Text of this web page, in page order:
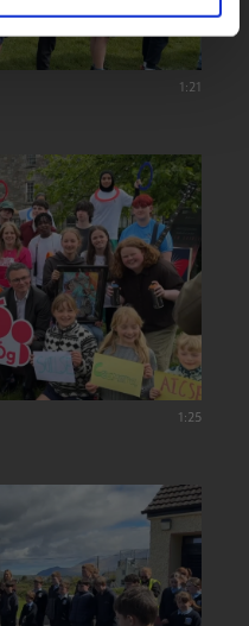
1:21
1:25